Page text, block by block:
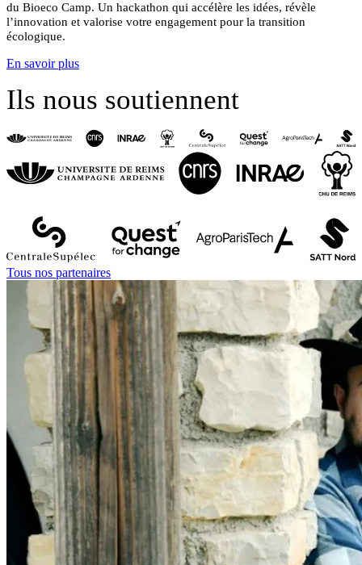
du Bioeco Camp. Un hackathon qui accélère les idées, révèle
l’innovation et valorise votre engagement pour la transition
écologique.
En savoir plus
Ils nous soutiennent
Tous nos partenaires